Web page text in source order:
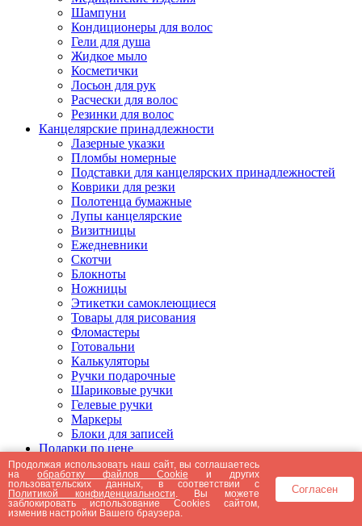
Шампуни
Кондиционеры для волос
Гели для душа
Жидкое мыло
Косметички
Лосьон для рук
Расчески для волос
Резинки для волос
Канцелярские принадлежности
Лазерные указки
Пломбы номерные
Подставки для канцелярских принадлежностей
Коврики для резки
Полотенца бумажные
Лупы канцелярские
Визитницы
Ежедневники
Скотчи
Блокноты
Ножницы
Этикетки самоклеющиеся
Товары для рисования
Фломастеры
Готовальни
Калькуляторы
Ручки подарочные
Шариковые ручки
Гелевые ручки
Маркеры
Блоки для записей
Подарки по цене
Подарки от 5000 рублей
Подарки до 5000 рублей
Подарки до 3000 рублей
Подарки до 2000 рублей
Подарки до 1000 рублей
Продолжая использовать наш сайт, вы соглашаетесь
наобработку файлов Cookie и других
пользовательских данных, в соответствии с
Политикой конфиденциальности . Вы можете
заблокировать использование Cookies сайтом,
изменив настройки Вашего браузера.
Согласен